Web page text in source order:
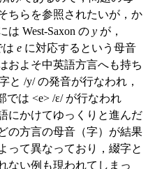
ちらを参照されたいが，か
West-Saxon の y が，
は e に対応するという母音
およそ中英語方言へも持ち
と /y/ の発音が行なわれ，
では <e> /ɛ/ が行なわれ
にかけてゆっくりと進んだ
の方言の母音（字）が結果
って異なっており，綴字と
ない例も現われてしまっ